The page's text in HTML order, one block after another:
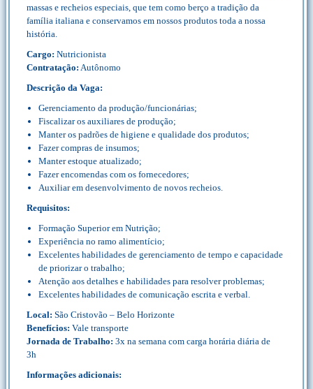
massas e recheios especiais, que tem como berço a tradição da
família italiana e conservamos em nossos produtos toda a nossa
história.
Cargo: Nutricionista
Contratação: Autônomo
Descrição da Vaga:
Gerenciamento da produção/funcionárias;
Fiscalizar os auxiliares de produção;
Manter os padrões de higiene e qualidade dos produtos;
Fazer compras de insumos;
Manter estoque atualizado;
Fazer encomendas com os fornecedores;
Auxiliar em desenvolvimento de novos recheios.
Requisitos:
Formação Superior em Nutrição;
Experiência no ramo alimentício;
Excelentes habilidades de gerenciamento de tempo e capacidade
de priorizar o trabalho;
Atenção aos detalhes e habilidades para resolver problemas;
Excelentes habilidades de comunicação escrita e verbal.
Local: São Cristovão – Belo Horizonte
Benefícios: Vale transporte
Jornada de Trabalho: 3x na semana com carga horária diária de
3h
Informações adicionais: